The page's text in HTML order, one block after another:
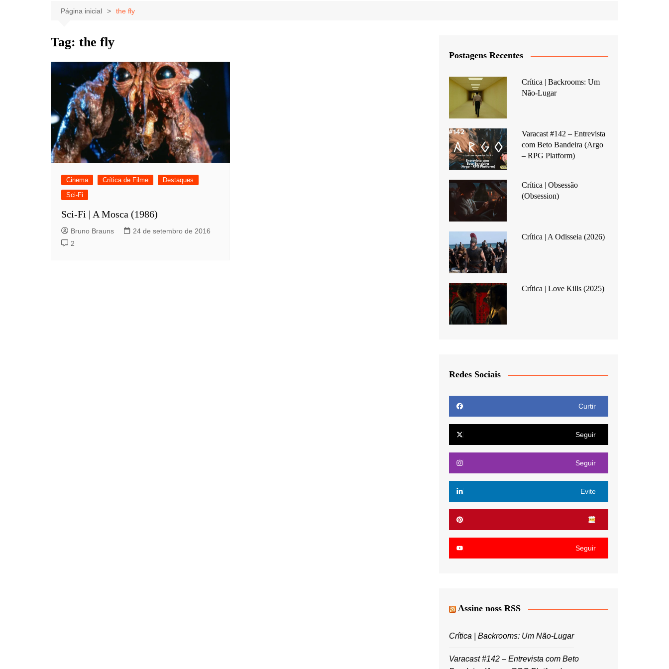
Celebridades
Música
Notícias
Página inicial the fly
Tag: the fly
Cinema Crítica de Filme
Destaques
Sci-Fi
Sci-Fi | A Mosca (1986)
Bruno Brauns
24 de setembro de 2016
2
Postagens Recentes
Crítica | Backrooms: Um
Não-Lugar
Varacast #142 – Entrevista
com Beto Bandeira (Argo
– RPG Platform)
Crítica | Obsessão
(Obsession)
Crítica | A Odisseia (2026)
Crítica | Love Kills (2025)
Redes Sociais
Curtir
Seguir
Seguir
Evite
Seguir
Assine noss RSS
Crítica | Backrooms: Um Não-Lugar
Varacast #142 – Entrevista com Beto